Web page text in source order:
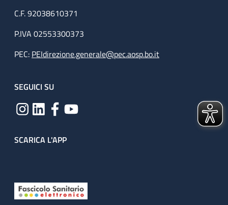
C.F. 92038610371
P.IVA 02553300373
PEC: PEIdirezione.generale@pec.aosp.bo.it
SEGUICI SU
SCARICA L'APP